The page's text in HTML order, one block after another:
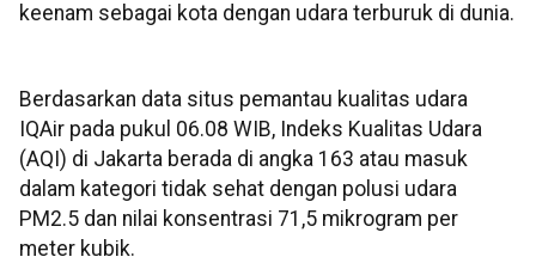
keenam sebagai kota dengan udara terburuk di dunia.
Berdasarkan data situs pemantau kualitas udara
IQAir pada pukul 06.08 WIB, Indeks Kualitas Udara
(AQI) di Jakarta berada di angka 163 atau masuk
dalam kategori tidak sehat dengan polusi udara
PM2.5 dan nilai konsentrasi 71,5 mikrogram per
meter kubik.